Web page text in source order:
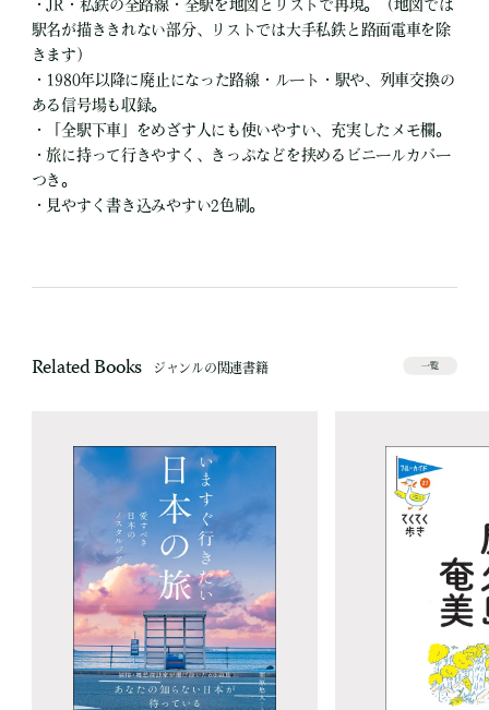
・JR・私鉄の全路線・全駅を地図とリストで再現。（地図では
駅名が描ききれない部分、リストでは大手私鉄と路面電車を除
きます）
・1980年以降に廃止になった路線・ルート・駅や、列車交換の
ある信号場も収録。
・「全駅下車」をめざす人にも使いやすい、充実したメモ欄。
・旅に持って行きやすく、きっぷなどを挟めるビニールカバー
つき。
・見やすく書き込みやすい2色刷。
Related Books ジャンルの関連書籍 一覧